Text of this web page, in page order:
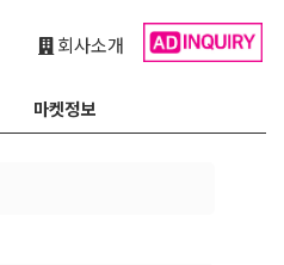
회사소개
마켓정보